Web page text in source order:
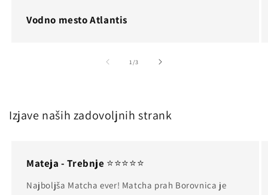
Vodno mesto Atlantis
1/od
3
Izjave naših zadovoljnih strank
Mateja - Trebnje ⭐⭐⭐⭐⭐
Najboljša Matcha ever! Matcha prah Borovnica je